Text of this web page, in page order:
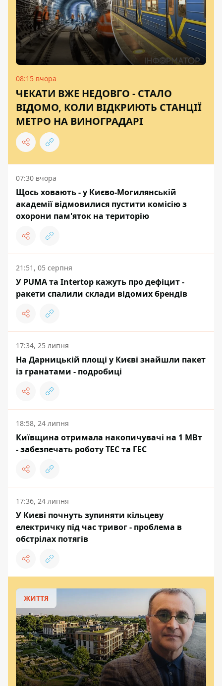
08:15 вчора
ЧЕКАТИ ВЖЕ НЕДОВГО - СТАЛО
ВІДОМО, КОЛИ ВІДКРИЮТЬ СТАНЦІЇ
МЕТРО НА ВИНОГРАДАРІ
07:30 вчора
Щось ховають - у Києво-Могилянській
академії відмовилися пустити комісію з
охорони пам'яток на територію
21:51, 05 серпня
У PUMA та Intertop кажуть про дефіцит -
ракети спалили склади відомих брендів
17:34, 25 липня
На Дарницькій площі у Києві знайшли пакет
із гранатами - подробиці
18:58, 24 липня
Київщина отримала накопичувачі на 1 МВт
- забезпечать роботу ТЕС та ГЕС
17:36, 24 липня
У Києві почнуть зупиняти кільцеву
електричку під час тривог - проблема в
обстрілах потягів
ЖИТТЯ